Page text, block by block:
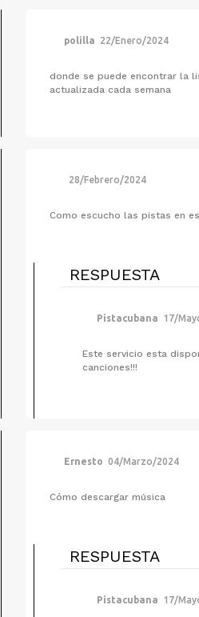
polilla 22/Enero/2024
donde se puede encontrar la
actualizada cada semana
28/Febrero/2024
Como escucho las pistas en
RESPUESTA
Pistacubana 17/
Este servicio esta
canciones!!!
Ernesto 04/Marzo/2024
Cómo descargar música
RESPUESTA
Pistacubana 17/